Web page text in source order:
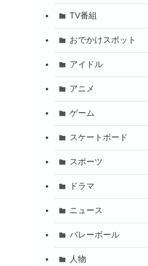
TV番組
おでかけスポット
アイドル
アニメ
ゲーム
スケートボード
スポーツ
ドラマ
ニュース
バレーボール
人物